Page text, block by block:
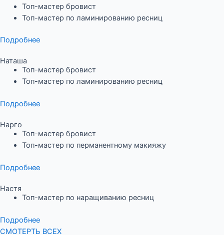
Топ-мастер бровист
Топ-мастер по ламинированию ресниц
Подробнее
Наташа
Топ-мастер бровист
Топ-мастер по ламинированию ресниц
Подробнее
Нарго
Топ-мастер бровист
Топ-мастер по перманентному макияжу
Подробнее
Настя
Топ-мастер по наращиванию ресниц
Подробнее
СМОТЕРТЬ ВСЕХ